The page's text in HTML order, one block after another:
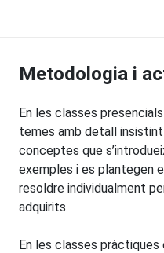
Metodologia i
En les classes
temes amb detall
conceptes que
exemples i es plantegen
resoldre individualment
adquirits.
En les classes